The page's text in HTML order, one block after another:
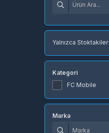
Yalnızca Stoktakiler
Kategori
FC Mobile
Marka